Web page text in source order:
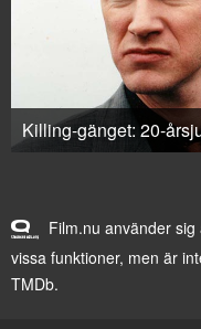
Killing-gänget: 20-
Film.nu använder
vissa funktioner, men är
TMDb.